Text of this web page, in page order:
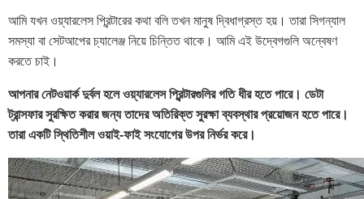
আমি যখন ওয়্যারলেস প্রিন্টারের কথা বলি তখন মানুষ দ্বিধাগ্রস্ত হয়। তারা সিগন্যাল
সমস্যা বা সেটআপের চ্যালেঞ্জ নিয়ে চিন্তিত থাকে। আমি এই উদ্বেগগুলি অন্বেষণ
করতে চাই।
আপনার নেটওয়ার্ক দুর্বল হলে ওয়্যারলেস প্রিন্টারগুলির গতি ধীর হতে পারে। ডেটা
ট্রান্সফার সুরক্ষিত করার জন্য তাদের অতিরিক্ত সুরক্ষা ব্যবস্থার প্রয়োজন হতে পারে।
তারা একটি স্থিতিশীল ওয়াই-ফাই সংযোগের উপর নির্ভর করে।